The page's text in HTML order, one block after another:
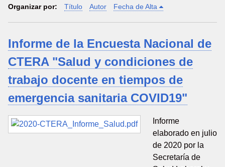
Organizar por: Título Autor Fecha de Alta
Informe de la Encuesta Nacional de
CTERA "Salud y condiciones de
trabajo docente en tiempos de
emergencia sanitaria COVID19"
Informe
elaborado en julio
de 2020 por la
Secretaría de